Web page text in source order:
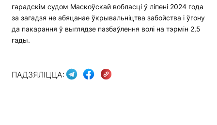
гарадскім судом Маскоўскай вобласці ў ліпені 2024 года
за загадзя не абяцанае ўкрывальніцтва забойства і ўгону
да пакарання ў выглядзе пазбаўлення волі на тэрмін 2,5
гады.
ПАДЗЯЛІЦЦА: